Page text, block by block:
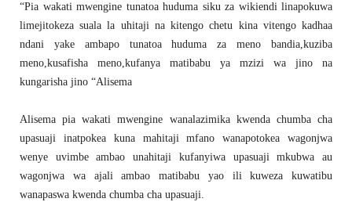
“Pia wakati mwengine tunatoa huduma siku za wikiendi linapokuwa
limejitokeza suala la uhitaji na kitengo chetu kina vitengo kadhaa
ndani yake ambapo tunatoa huduma za meno bandia,kuziba
meno,kusafisha meno,kufanya matibabu ya mzizi wa jino na
kungarisha jino “Alisema
Alisema pia wakati mwengine wanalazimika kwenda chumba cha
upasuaji inatpokea kuna mahitaji mfano wanapotokea wagonjwa
wenye uvimbe ambao unahitaji kufanyiwa upasuaji mkubwa au
wagonjwa wa ajali ambao matibabu yao ili kuweza kuwatibu
wanapaswa kwenda chumba cha upasuaji.